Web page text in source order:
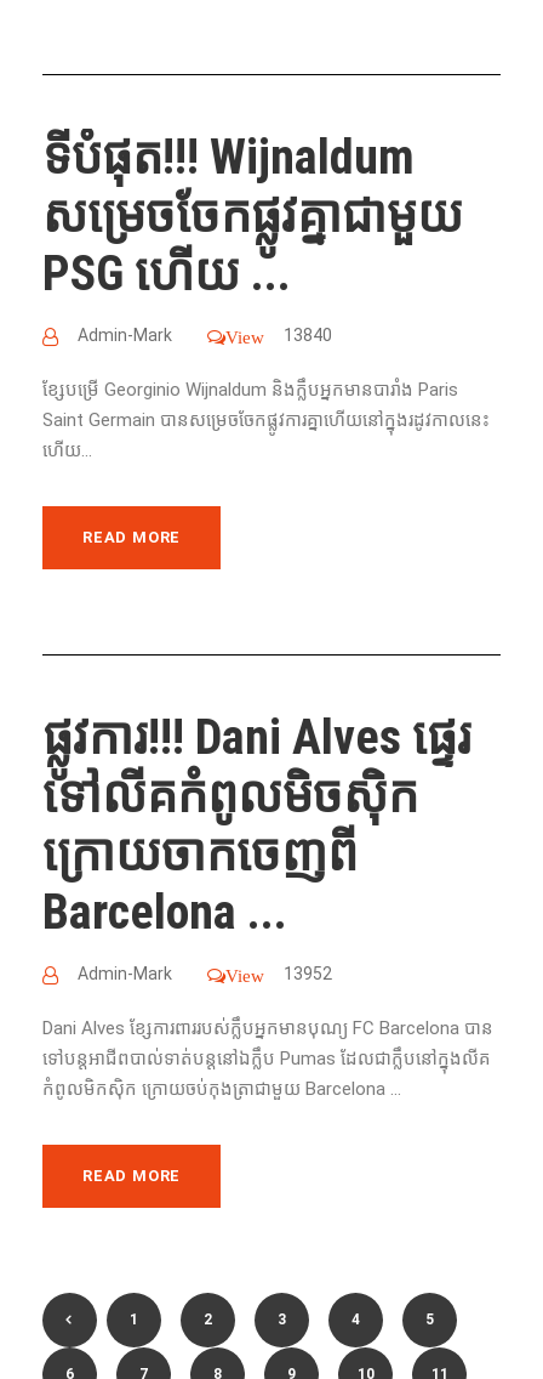
ទីបំផុត!!! Wijnaldum​
សម្រេចចែកផ្លូវគ្នាជាមួយ
PSG ហើយ​ ...
Admin-Mark View 13840
ខ្សែបម្រើ​ Georginio Wijnaldum និងក្លឹប​អ្នកមានបារាំង Paris
Saint Germain​ បាន​សម្រេច​ចែក​ផ្លូវការ​គ្នា​ហើយនៅ​ក្នុង​​រដូវកាល​នេះ
ហើយ...
READ MORE
ផ្លូវការ!!! Dani Alves ផ្ទេរ
ទៅលីគកំពូលមិចស៊ិក
ក្រោយចាកចេញពី
Barcelona ...
Admin-Mark View 13952
Dani Alves ខ្សែការពារ​របស់ក្លឹបអ្នកមានបុណ្យ FC Barcelona បាន​
ទៅ​បន្ត​អាជីព​​បាល់ទាត់​បន្ត​នៅ​ឯ​ក្លឹប​ Pumas ដែល​ជា​ក្លឹប​នៅ​ក្នុង​លីគ​
កំពូល​មិកស៊ិក​ ក្រោយ​ចប់​កុងត្រាជាមួយ Barcelona ...
READ MORE
1 2 3 4 5
6 7 8 9 10 11